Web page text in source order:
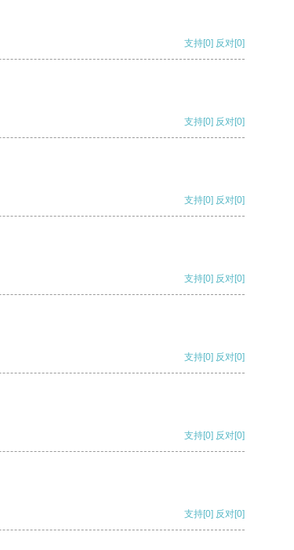
支持[0] 反对[0]
支持[0] 反对[0]
支持[0] 反对[0]
支持[0] 反对[0]
支持[0] 反对[0]
支持[0] 反对[0]
支持[0] 反对[0]